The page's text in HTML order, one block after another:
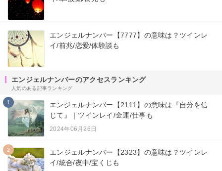
エンジェルナンバー【7777】の意味は？ツインレ
イ/前兆/恋愛/体験談も
エンジェルナンバーのアクセスランキング
人気のある記事ランキング
1
エンジェルナンバー【2111】の意味は『自分を信
じて』｜ツインレイ/金運/仕事も
2024年06月26日
2
エンジェルナンバー【2323】の意味は？ツインレ
イ/統合/夜中/宝くじも